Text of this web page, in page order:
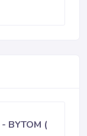
- BYTOM (